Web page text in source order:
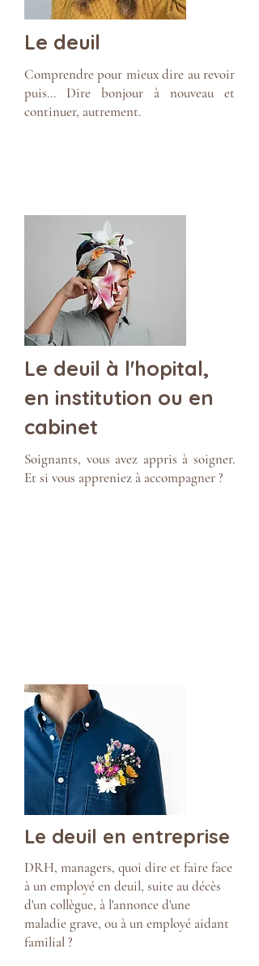
Le deuil
Comprendre pour mieux dire au revoir
puis... Dire bonjour à nouveau et
continuer, autrement.
Le deuil à l'hopital,
en institution ou en
cabinet
Soignants, vous avez appris à soigner.
Et si vous appreniez à accompagner ?
Le deuil en entreprise
DRH, managers, quoi dire et faire face
à un employé en deuil, suite au décès
d'un collègue, à l'annonce d'une
maladie grave, ou à un employé aidant
familial?